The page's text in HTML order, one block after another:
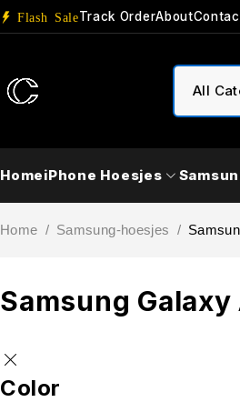
Flash SaleTrack OrderAbout
HomeiPhone Hoesjes
Samsung Galaxy
Home / Samsung-hoesjes /
Color